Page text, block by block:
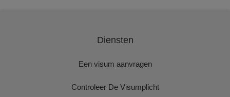
Diensten
Een visum aanvragen
Controleer De Visumplicht